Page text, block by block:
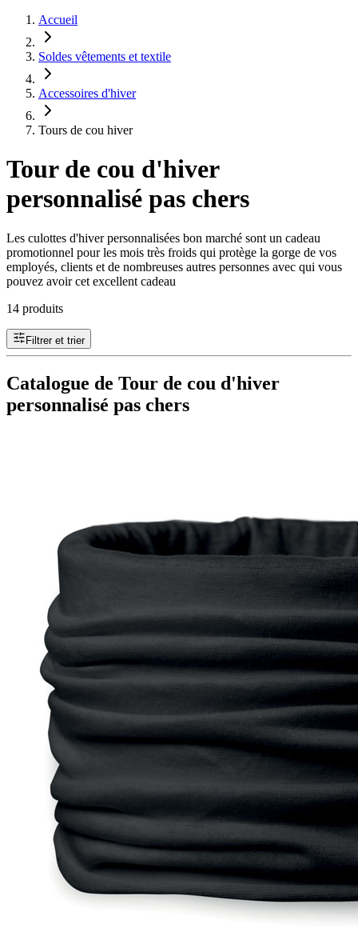
Accueil
Soldes vêtements et textile
Accessoires d'hiver
Tours de cou hiver
Tour de cou d'hiver
personnalisé pas chers
Les culottes d'hiver personnalisées bon marché sont un cadeau
promotionnel pour les mois très froids qui protège la gorge de vos
employés, clients et de nombreuses autres personnes avec qui vous
pouvez avoir cet excellent cadeau
14 produits
Filtrer et trier
Catalogue de Tour de cou d'hiver
personnalisé pas chers